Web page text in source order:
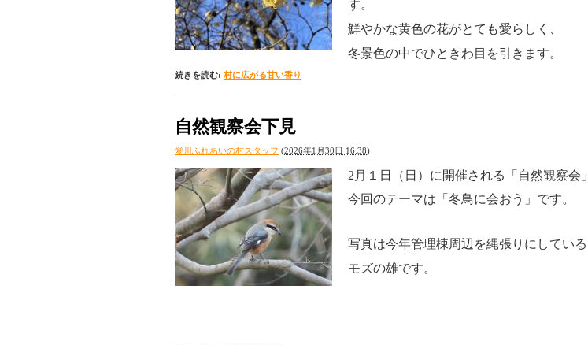
す。
鮮やかな黄色の花がとても愛らしく、
冬景色の中でひときわ目を引きます。
続きを読む: 村に広がる甘い香り
自然観察会下見
愛川ふれあいの村スタッフ (2026年1月30日 16:38)
2月１日（日）に開催される「自然観察会」
今回のテーマは「冬鳥に会おう」です。
写真は今年管理棟周辺を縄張りにしている
モズの雄です。